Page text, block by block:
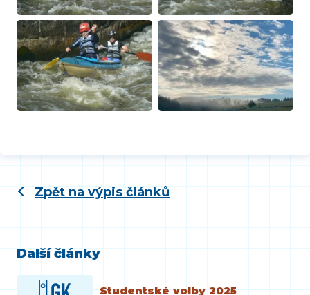
Zpět na výpis článků
Další články
Studentské volby 2025